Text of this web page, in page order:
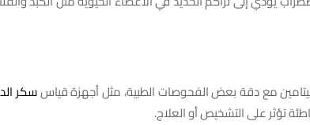
مع دقة بعض الفحوصات الطبية، مثل أجهزة قياسسكر
تؤثر على التشخيص أو العلاج.